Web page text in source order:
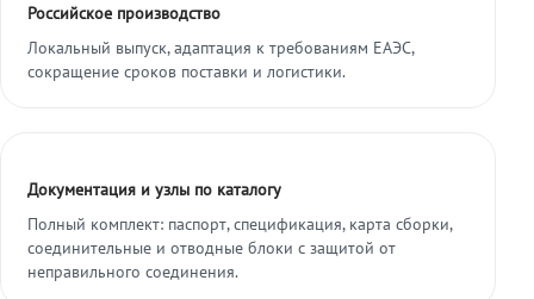
Российское производство
Локальный выпуск, адаптация к требованиям ЕАЭС,
сокращение сроков поставки и логистики.
Документация и узлы по каталогу
Полный комплект: паспорт, спецификация, карта сборки,
соединительные и отводные блоки с защитой от
неправильного соединения.